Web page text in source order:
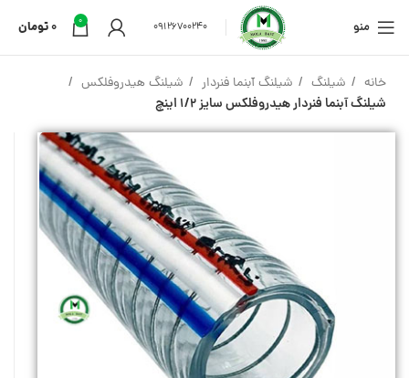
منو 09126700240
0
0تومان
خانه شیلنگ شیلنگ آبنما فنردار شیلنگ هیدروفلکس
شیلنگ آبنما فنردار هیدروفلکس سایز 1/2 اینچ